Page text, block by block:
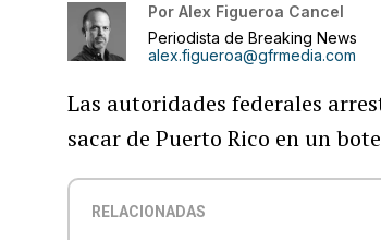
Por Alex Figueroa Cancel
Periodista de Breaking News
alex.figueroa@gfrmedia.com
Las autoridades federales
sacar de Puerto Rico en un
RELACIONADAS